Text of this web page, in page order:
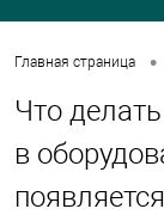
Главная страница •
Что
в